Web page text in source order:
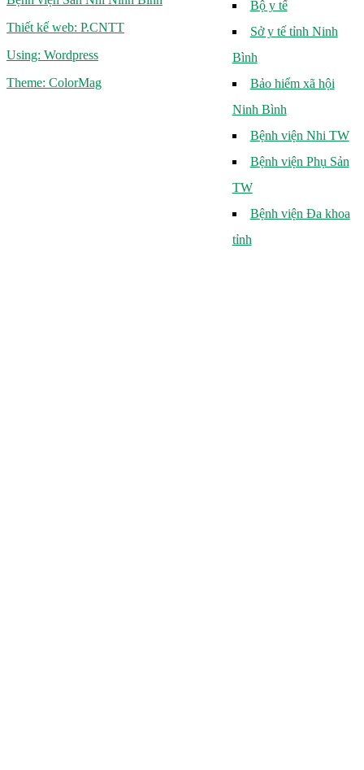
Thiết kế web: P.CNTT
Using: Wordpress
Theme: ColorMag
Bộ y tế
Sở y tế tỉnh Ninh
Bình
Bảo hiểm xã hội
Ninh Bình
Bệnh viện Nhi TW
Bệnh viện Phụ Sản
TW
Bệnh viện Đa khoa
tỉnh